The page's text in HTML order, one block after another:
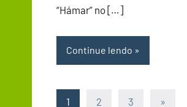
“Hámar” no […]
Continue lendo
Paginação
1 2 3 Post
»